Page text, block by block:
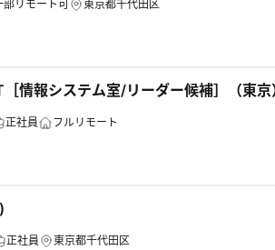
部リモート可 東京都千代田区
情報システム室/リーダー候補］（東京
正社員 フルリモート
正社員 東京都千代田区